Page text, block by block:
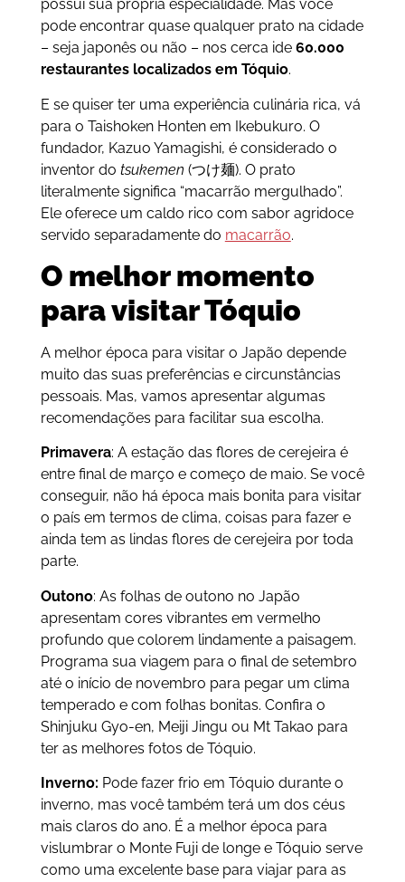
possui sua própria especialidade. Mas você
pode encontrar quase qualquer prato na cidade
– seja japonês ou não – nos cerca ide 60.000
restaurantes localizados em Tóquio.
E se quiser ter uma experiência culinária rica, vá
para o Taishoken Honten em Ikebukuro. O
fundador, Kazuo Yamagishi, é considerado o
inventor do tsukemen (つけ麺). O prato
literalmente significa “macarrão mergulhado”.
Ele oferece um caldo rico com sabor agridoce
servido separadamente do macarrão.
O melhor momento
para visitar Tóquio
A melhor época para visitar o Japão depende
muito das suas preferências e circunstâncias
pessoais. Mas, vamos apresentar algumas
recomendações para facilitar sua escolha.
Primavera: A estação das flores de cerejeira é
entre final de março e começo de maio. Se você
conseguir, não há época mais bonita para visitar
o país em termos de clima, coisas para fazer e
ainda tem as lindas flores de cerejeira por toda
parte.
Outono: As folhas de outono no Japão
apresentam cores vibrantes em vermelho
profundo que colorem lindamente a paisagem.
Programa sua viagem para o final de setembro
até o início de novembro para pegar um clima
temperado e com folhas bonitas. Confira o
Shinjuku Gyo-en, Meiji Jingu ou Mt Takao para
ter as melhores fotos de Tóquio.
Inverno: Pode fazer frio em Tóquio durante o
inverno, mas você também terá um dos céus
mais claros do ano. É a melhor época para
vislumbrar o Monte Fuji de longe e Tóquio serve
como uma excelente base para viajar para as